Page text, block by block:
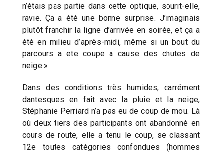
n’étais pas partie dans cette optique, sourit-elle,
ravie. Ça a été une bonne surprise. J’imaginais
plutôt franchir la ligne d’arrivée en soirée, et ça a
été en milieu d’après-midi, même si un bout du
parcours a été coupé à cause des chutes de
neige.»
Dans des conditions très humides, carrément
dantesques en fait avec la pluie et la neige,
Stéphanie Perriard n’a pas eu de coup de mou. Là
où deux tiers des participants ont abandonné en
cours de route, elle a tenu le coup, se classant
12e toutes catégories confondues (hommes